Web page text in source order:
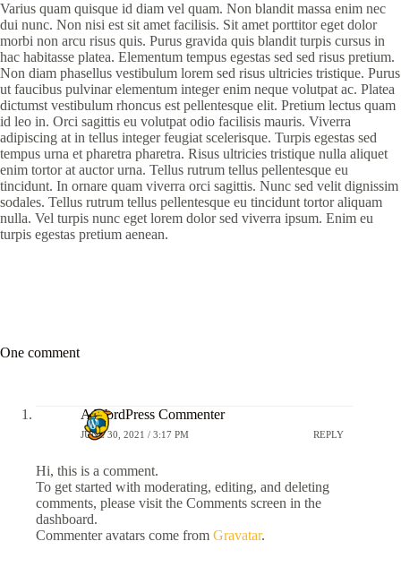
Varius quam quisque id diam vel quam. Non blandit massa enim nec
dui nunc. Non nisi est sit amet facilisis. Sit amet porttitor eget dolor
morbi non arcu risus quis. Purus gravida quis blandit turpis cursus in
hac habitasse platea. Elementum tempus egestas sed sed risus pretium.
Non diam phasellus vestibulum lorem sed risus ultricies tristique. Purus
ut faucibus pulvinar elementum integer enim neque volutpat ac. Platea
dictumst vestibulum rhoncus est pellentesque elit. Pretium lectus quam
id leo in. Orci sagittis eu volutpat odio facilisis mauris. Viverra
adipiscing at in tellus integer feugiat scelerisque. Turpis egestas sed
tempus urna et pharetra pharetra. Risus ultricies tristique nulla aliquet
enim tortor at auctor urna. Tellus rutrum tellus pellentesque eu
tincidunt. In ornare quam viverra orci sagittis. Nunc sed velit dignissim
sodales. Tellus rutrum tellus pellentesque eu tincidunt tortor aliquam
nulla. Vel turpis nunc eget lorem dolor sed viverra ipsum. Enim eu
turpis egestas pretium aenean.
One comment
A WordPress Commenter
JUNE 30, 2021 / 3:17 PM REPLY
Hi, this is a comment.
To get started with moderating, editing, and deleting
comments, please visit the Comments screen in the
dashboard.
Commenter avatars come from Gravatar.